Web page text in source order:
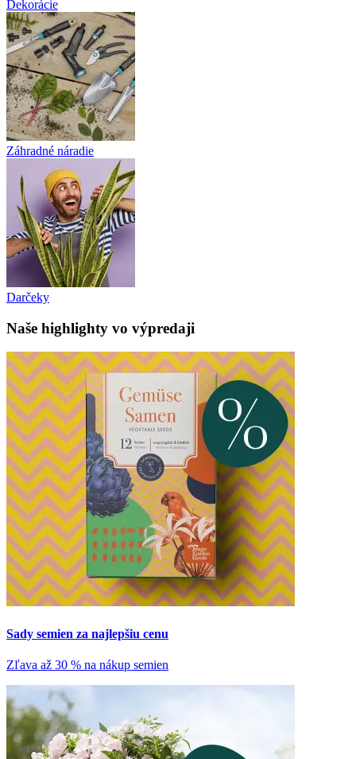
Dekorácie
Záhradné náradie
Darčeky
Naše highlighty vo výpredaji
Sady semien za najlepšiu cenu
Zľava až 30 % na nákup semien